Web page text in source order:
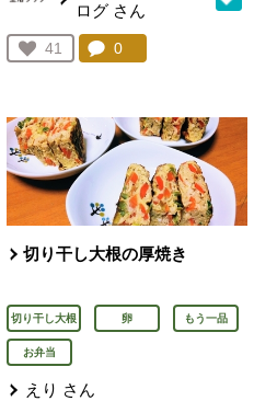
ログ さん
お気に入り登録：
41
人が登録
コメント：
0件。コメントを見
切り干し大根の厚焼き
切り干し大根 卵 もう一品
お弁当
えり さん